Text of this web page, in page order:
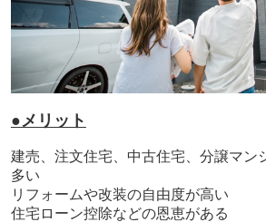
●メリット
建売、注文住宅、中古住宅、分譲マン
多い
リフォームや改装の自由度が高い
住宅ローン控除などの恩恵がある